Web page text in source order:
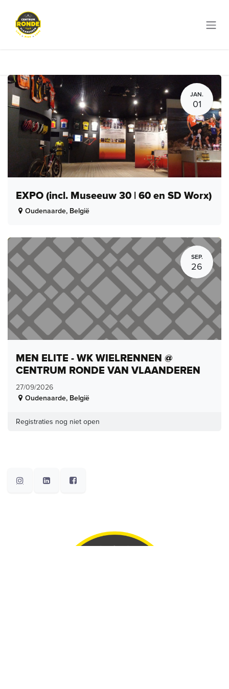
JAN.
01
EXPO (incl. Museeuw 30 | 60 en SD Worx)
Oudenaarde, België
SEP.
26
MEN ELITE - WK WIELRENNEN @
CENTRUM RONDE VAN VLAANDEREN
27/09/2026
Oudenaarde, België
Registraties nog niet open